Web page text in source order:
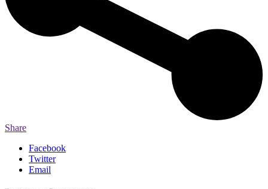
Share
Facebook
Twitter
Email